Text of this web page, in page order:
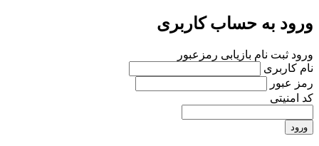
ورود به حساب کاربری
ورود ثبت نام بازیابی رمزعبور
نام کاربری
رمز عبور
کد امنیتی
ورود